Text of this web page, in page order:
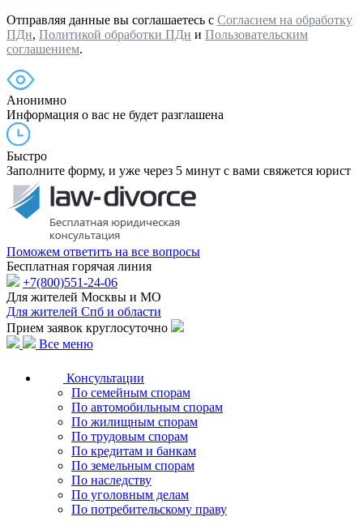
Отправляя данные вы соглашаетесь с Согласием на обработку
ПДн, Политикой обработки ПДн и Пользовательским
соглашением.
Анонимно
Информация о вас не будет разглашена
Быстро
Заполните форму, и уже через 5 минут с вами свяжется юрист
Поможем ответить на все вопросы
Бесплатная горячая линия
+7(800)551-24-06
Для жителей Москвы и МО
Для жителей Спб и области
Прием заявок круглосуточно
Все меню
Консультации
По семейным спорам
По автомобильным спорам
По жилищным спорам
По трудовым спорам
По кредитам и банкам
По земельным спорам
По наследству
По уголовным делам
По потребительскому праву